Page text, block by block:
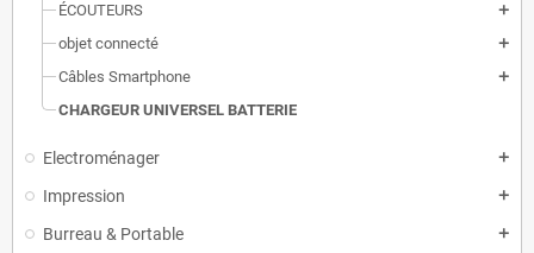
ÉCOUTEURS add
objet connecté add
Câbles Smartphone add
CHARGEUR UNIVERSEL BATTERIE
Electroménager add
Impression add
Burreau & Portable add